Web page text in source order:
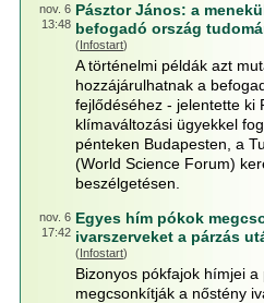
nov. 6
13:48
Pásztor János: a
befogadó ország
(Infostart)
A történelmi példák azt
hozzájárulhatnak a
fejlődéséhez - jelentette ki
klímaváltozási ügyekkel
pénteken Budapesten, a
(World Science Forum)
beszélgetésen.
nov. 6
17:42
Egyes hím pókok
ivarszerveket a párzás
(Infostart)
Bizonyos pókfajok hímjei a
megcsonkítják a nőstény